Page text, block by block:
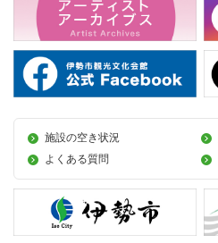
施設の空き状況
よくある質問